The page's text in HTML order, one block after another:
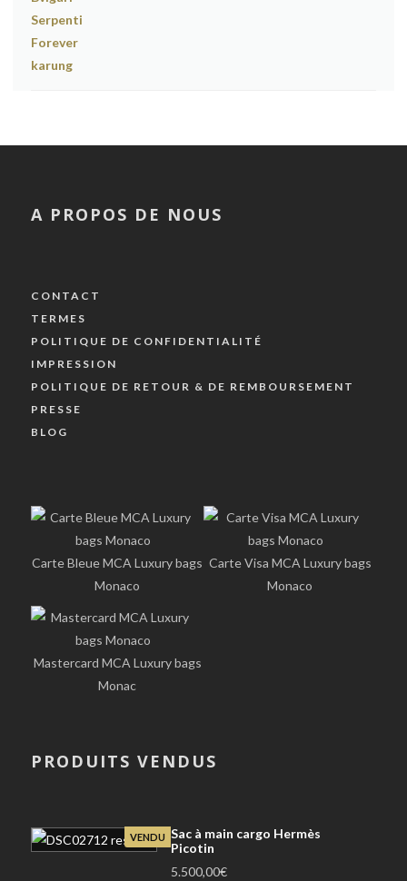
A PROPOS DE NOUS
CONTACT
TERMES
POLITIQUE DE CONFIDENTIALITÉ
IMPRESSION
POLITIQUE DE RETOUR & DE REMBOURSEMENT
PRESSE
BLOG
Carte Bleue MCA Luxury bags
Monaco
Carte Visa MCA Luxury bags
Monaco
Mastercard MCA Luxury bags
Monac
PRODUITS VENDUS
VENDU Sac à main cargo Hermès
Picotin
5.500,00€